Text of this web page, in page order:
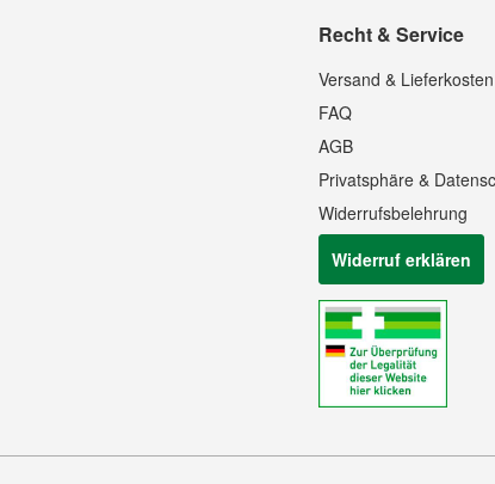
Recht & Service
Versand & Lieferkosten
FAQ
AGB
Privatsphäre &
Widerrufsbelehrung
Widerruf erklären